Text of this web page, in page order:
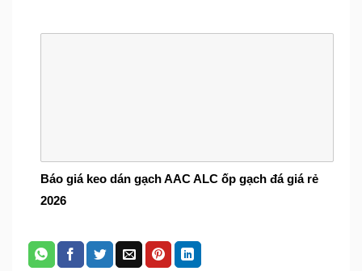
Báo giá keo dán gạch AAC ALC ốp gạch đá giá rẻ
2026